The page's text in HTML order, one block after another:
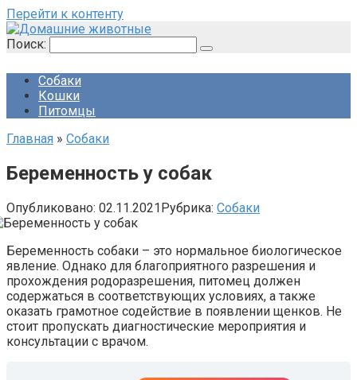
Перейти к контенту
Поиск:
Собаки
Кошки
Питомцы
Главная » Собаки
Беременность у собак
Опубликовано: 02.11.2021Рубрика: Собаки
Беременность собаки – это нормальное биологическое
явление. Однако для благоприятного разрешения и
прохождения родоразрешения, питомец должен
содержаться в соответствующих условиях, а также
оказать грамотное содействие в появлении щенков. Не
стоит пропускать диагностические мероприятия и
консультации с врачом.